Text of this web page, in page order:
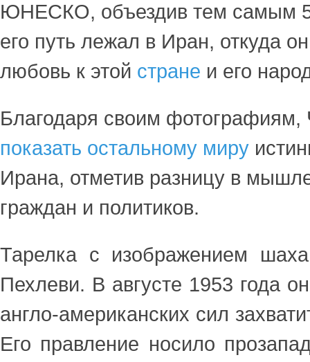
ЮНЕСКО, объездив тем самым
его путь лежал в Иран, откуда
любовь к этой стране и его
Благодаря своим фотографиям,
показать остальному миру
Ирана, отметив разницу в
граждан и политиков.
Тарелка с изображением
Пехлеви. В августе 1953 года
англо-американских сил
Его правление носило